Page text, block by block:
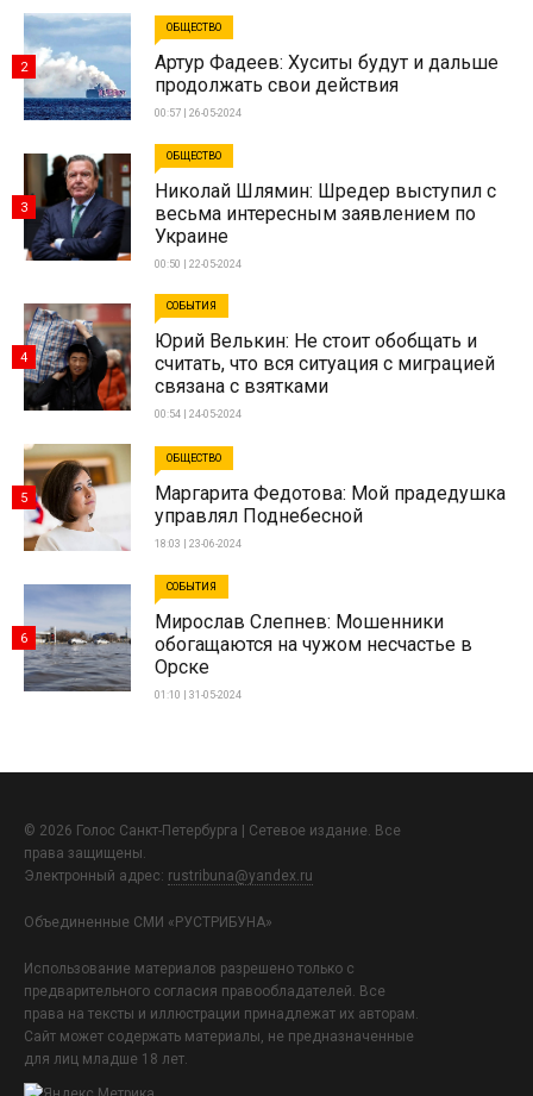
ОБЩЕСТВО
Артур Фадеев: Хуситы будут и дальше
продолжать свои действия
00:57 | 26-05-2024
2
ОБЩЕСТВО
Николай Шлямин: Шредер выступил с
весьма интересным заявлением по
Украине
00:50 | 22-05-2024
3
СОБЫТИЯ
Юрий Велькин: Не стоит обобщать и
считать, что вся ситуация с миграцией
связана с взятками
00:54 | 24-05-2024
4
ОБЩЕСТВО
Маргарита Федотова: Мой прадедушка
управлял Поднебесной
18:03 | 23-06-2024
5
СОБЫТИЯ
Мирослав Слепнев: Мошенники
обогащаются на чужом несчастье в
Орске
01:10 | 31-05-2024
6
© 2026 Голос Санкт-Петербурга | Сетевое издание. Все
права защищены.
Электронный адрес: rustribuna@yandex.ru
Объединенные СМИ «РУСТРИБУНА»
Использование материалов разрешено только с
предварительного согласия правообладателей. Все
права на тексты и иллюстрации принадлежат их авторам.
Сайт может содержать материалы, не предназначенные
для лиц младше 18 лет.